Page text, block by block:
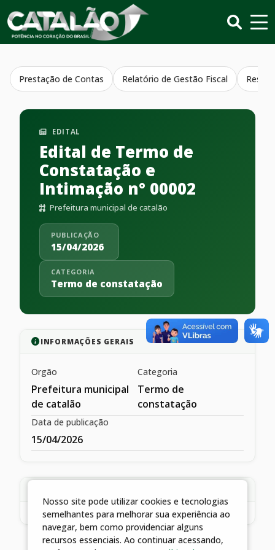
Prestação de Contas Relatório de Gestão Fiscal
EDITAL
Edital de Termo de
Constatação e
Intimação n° 00002
Prefeitura municipal de catalão
PUBLICAÇÃO
15/04/2026
CATEGORIA
Termo de constatação
INFORMAÇÕES GERAIS
Orgão
Prefeitura municipal
de catalão
Categoria
Termo de
constatação
Data de publicação
15/04/2026
Nosso site pode utilizar cookies e tecnologias
semelhantes para melhorar sua experiência ao
navegar, bem como providenciar alguns
recursos essenciais. Ao continuar acessando,